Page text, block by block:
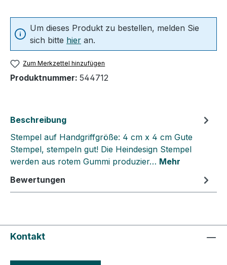
Um dieses Produkt zu bestellen, melden Sie
sich bitte hier an.
Zum Merkzettel hinzufügen
Produktnummer: 544712
Beschreibung
Stempel auf Handgriffgröße: 4 cm x 4 cm Gute
Stempel, stempeln gut! Die Heindesign Stempel
werden aus rotem Gummi produzier… Mehr
Bewertungen
Kontakt